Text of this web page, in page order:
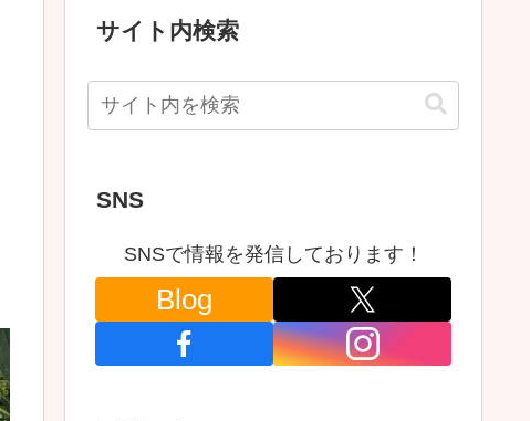
サイト内検索
SNS
SNSで情報を発信しております！
Blog